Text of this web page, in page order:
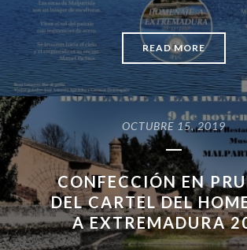
READ MORE
OCTUBRE 15, 2019
CONFECCIÓN EN
DEL CARTEL DEL
A EXTREMADURA